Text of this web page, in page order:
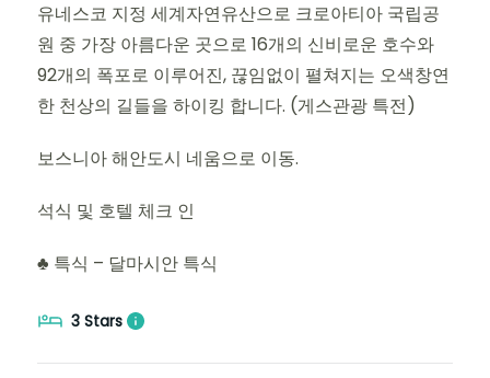
유네스코 지정 세계자연유산으로 크로아티아 국립공
원 중 가장 아름다운 곳으로 16개의 신비로운 호수와
92개의 폭포로 이루어진, 끊임없이 펼쳐지는 오색창연
한 천상의 길들을 하이킹 합니다. (게스관광 특전)
보스니아 해안도시 네움으로 이동.
석식 및 호텔 체크 인
♣ 특식 – 달마시안 특식
3 Stars